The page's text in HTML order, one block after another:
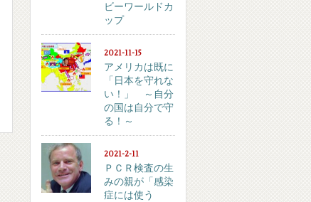
ビーワールドカ
ップ
2021-11-15
アメリカは既に
「日本を守れな
い！」 ～自分
の国は自分で守
る！～
2021-2-11
ＰＣＲ検査の生
みの親が「感染
症には使う